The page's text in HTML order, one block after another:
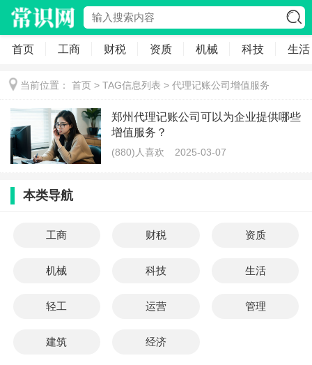
首页 工商 财税 资质 机械 科技 生活
当前位置： 首页 > TAG信息列表 > 代理记账公司增值服务
郑州代理记账公司可以为企业提供哪些
增值服务？
(880)人喜欢 2025-03-07
本类导航
工商 财税 资质
机械 科技 生活
轻工 运营 管理
建筑 经济